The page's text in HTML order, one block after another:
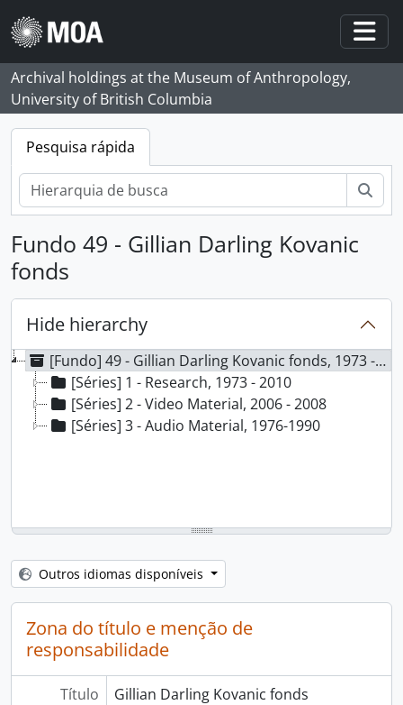
Skip to main content
Archival holdings at the Museum of Anthropology,
University of British Columbia
Pesquisa rápida
Fundo 49 - Gillian Darling Kovanic
fonds
Hide hierarchy
[Fundo] 49 - Gillian Darling Kovanic fonds, 1973 - 2010
[Séries] 1 - Research, 1973 - 2010
[Séries] 2 - Video Material, 2006 - 2008
[Séries] 3 - Audio Material, 1976-1990
Outros idiomas disponíveis
Zona do título e menção de
responsabilidade
Título
Gillian Darling Kovanic fonds